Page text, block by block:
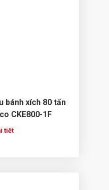
bánh xích 80 tấn
CKE800-1F
tiết